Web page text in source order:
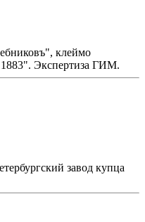
клеймо
Экспертиза ГИМ.
завод купца